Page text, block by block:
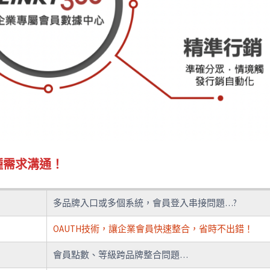
求溝通！
多品牌入口或多個系統，會員登入串接問題…?
OAUTH技術，讓企業會員快速整合，省時不出錯！
會員點數、等級跨品牌整合問題…